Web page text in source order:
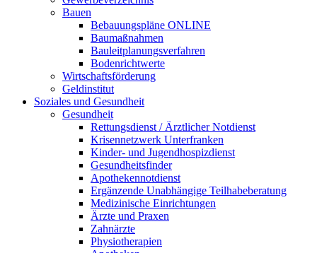
Bauen
Bebauungspläne ONLINE
Baumaßnahmen
Bauleitplanungsverfahren
Bodenrichtwerte
Wirtschaftsförderung
Geldinstitut
Soziales und Gesundheit
Gesundheit
Rettungsdienst / Ärztlicher Notdienst
Krisennetzwerk Unterfranken
Kinder- und Jugendhospizdienst
Gesundheitsfinder
Apothekennotdienst
Ergänzende Unabhängige Teilhabeberatung
Medizinische Einrichtungen
Ärzte und Praxen
Zahnärzte
Physiotherapien